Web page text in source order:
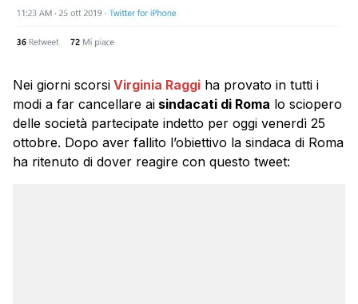
Nei giorni scorsi Virginia Raggi ha provato in tutti i
modi a far cancellare ai sindacati di Roma lo sciopero
delle società partecipate indetto per oggi venerdì 25
ottobre. Dopo aver fallito l’obiettivo la sindaca di Roma
ha ritenuto di dover reagire con questo tweet: